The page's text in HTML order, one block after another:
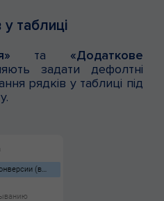
таблиці
та «Додаткове
задати дефолтні
рядків у таблиці під